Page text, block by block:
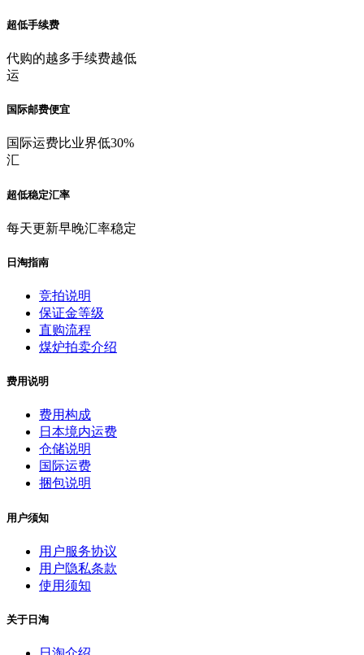
超低手续费
代购的越多手续费越低
运
国际邮费便宜
国际运费比业界低30%
汇
超低稳定汇率
每天更新早晚汇率稳定
日淘指南
竞拍说明
保证金等级
直购流程
煤炉拍卖介绍
费用说明
费用构成
日本境内运费
仓储说明
国际运费
捆包说明
用户须知
用户服务协议
用户隐私条款
使用须知
关于日淘